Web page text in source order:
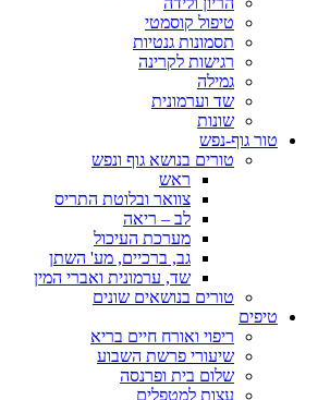
טיפול קוסמטי
תסמונות גנטיות
רגישות לקרינה
גמילה
שד וערמונית
שונות
טור גוף-נפש
טורים בנושא גוף ונפש
ראש
צוואר ובלוטת התריס
לב – ריאה
מערכת העיכול
גב, ברכיים, מע' השתן
שד, ערמונית ואברי המין
טורים בנושאים שונים
טיפים
ריפוי ואורח חיים בריא
שיעורי פרשת השבוע
שלום בית ופרנסה
עצות למטפלים